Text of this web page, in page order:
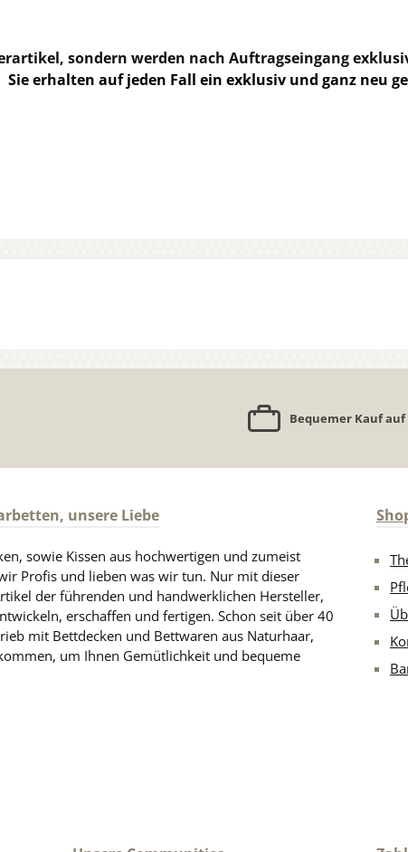
sondern werden nach Auftragseingang
erhalten auf jeden Fall ein exklusiv und ganz neu
Bequemer Kauf
unsere Liebe
sowie Kissen aus hochwertigen und zumeist
Profis und lieben was wir tun. Nur mit dieser
der führenden und handwerklichen Hersteller,
erschaffen und fertigen. Schon seit über 40
mit Bettdecken und Bettwaren aus Naturhaar,
um Ihnen Gemütlichkeit und bequeme